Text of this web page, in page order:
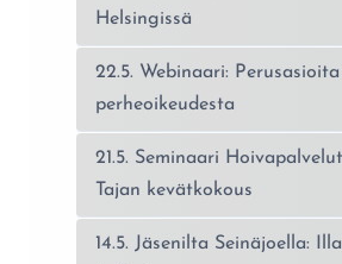
Helsingissä
22.5. Webinaari: Perusasioita
perheoikeudesta
21.5. Seminaari
Tajan kevätkokous
14.5. Jäsenilta Seinäjoella: